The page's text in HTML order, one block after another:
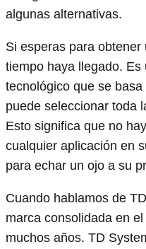
algunas alternativas.
Si esperas para
tiempo haya llegado. Es
tecnológico que se
puede seleccionar toda
Esto significa que no
cualquier aplicación en
para echar un ojo a su
Cuando hablamos de
marca consolidada en
muchos años. TD